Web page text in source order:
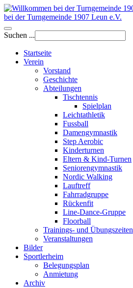
bei der Turngemeinde 1907 Leun e.V.
Suchen ...
Startseite
Verein
Vorstand
Geschichte
Abteilungen
Tischtennis
Spielplan
Leichtathletik
Fussball
Damengymnastik
Step Aerobic
Kinderturnen
Eltern & Kind-Turnen
Seniorengymnastik
Nordic Walking
Lauftreff
Fahrradgruppe
Rückenfit
Line-Dance-Gruppe
Floorball
Trainings- und Übungszeiten
Veranstaltungen
Bilder
Sportlerheim
Belegungsplan
Anmietung
Archiv